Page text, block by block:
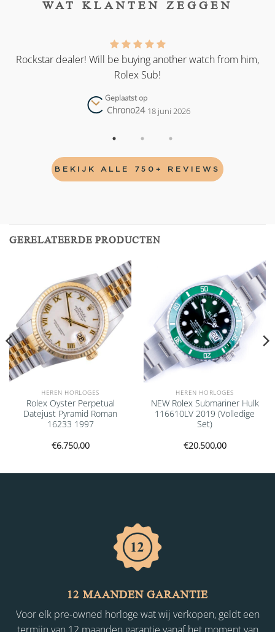
WAT KLANTEN ZEGGEN
Rockstar dealer! Will be buying another watch from him,
Rolex Sub!
Geplaatst op
Chrono24 18 juni 2026
BEKIJK ALLE 750+ REVIEWS
GERELATEERDE PRODUCTEN
Add to
wishlist
HEREN HORLOGES
Rolex Oyster Perpetual
Datejust Pyramid Roman
16233 1997
€6.750,00
Add to
wishlist
HEREN HORLOGES
NEW Rolex Submariner Hulk
116610LV 2019 (Volledige
Set)
€20.500,00
12 MAANDEN GARANTIE
Voor elk pre-owned horloge wat wij verkopen, geldt een